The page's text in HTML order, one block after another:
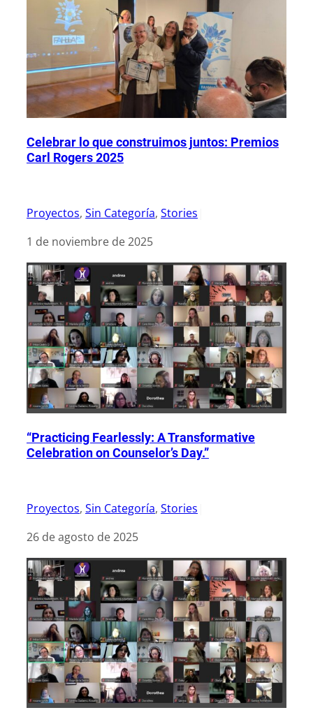
Celebrar lo que construimos juntos: Premios
Carl Rogers 2025
Proyectos, Sin Categoría, Stories
1 de noviembre de 2025
“Practicing Fearlessly: A Transformative
Celebration on Counselor’s Day.”
Proyectos, Sin Categoría, Stories
26 de agosto de 2025